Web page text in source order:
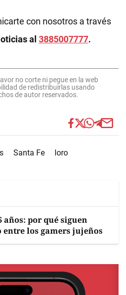
con nosotros a través
al 3885007777.
no corte ni pegue en la web
de redistribuirlas usando
de autor reservados.
Santa Fe loro
años: por qué siguen
los gamers jujeños